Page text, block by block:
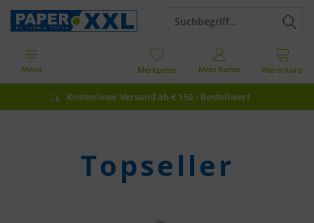
Kostenloser Versand ab € 150,- Bestellwert
Warenkorb
Merkzettel Mein Konto
Menü
Topseller